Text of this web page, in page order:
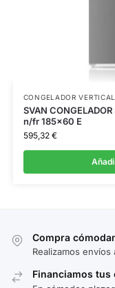
CONGELADOR VERTICAL
SVAN
n/fr 185×60 E
595,32 €
Compra
Realizamos envíos
Financiamos tus